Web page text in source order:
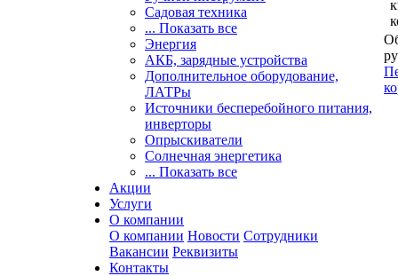
Садовая техника
... Показать все
Энергия
АКБ, зарядные устройства
Дополнительное оборудование,
ЛАТРы
Источники бесперебойного питания,
инверторы
Опрыскиватели
Солнечная энергетика
... Показать все
Акции
Услуги
О компании
О компании Новости Сотрудники
Вакансии Реквизиты
Контакты